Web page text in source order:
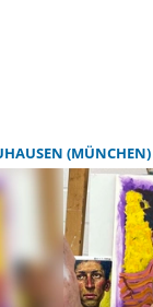
(MÜNCHEN)